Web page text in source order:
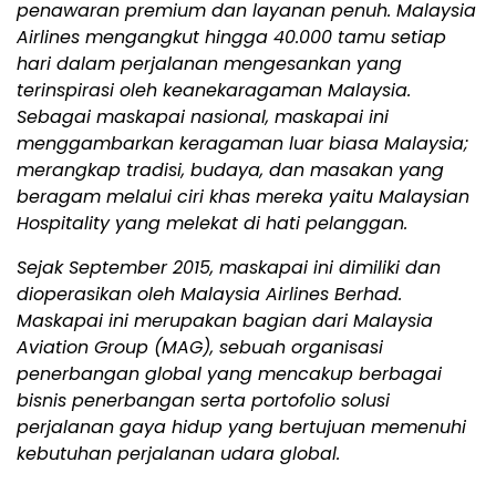
penawaran premium dan layanan penuh. Malaysia
Airlines mengangkut hingga 40.000 tamu setiap
hari dalam perjalanan mengesankan yang
terinspirasi oleh keanekaragaman Malaysia.
Sebagai maskapai nasional, maskapai ini
menggambarkan keragaman luar biasa Malaysia;
merangkap tradisi, budaya, dan masakan yang
beragam melalui ciri khas mereka yaitu Malaysian
Hospitality yang melekat di hati pelanggan.
Sejak September 2015, maskapai ini dimiliki dan
dioperasikan oleh Malaysia Airlines Berhad.
Maskapai ini merupakan bagian dari Malaysia
Aviation Group (MAG), sebuah organisasi
penerbangan global yang mencakup berbagai
bisnis penerbangan serta portofolio solusi
perjalanan gaya hidup yang bertujuan memenuhi
kebutuhan perjalanan udara global.